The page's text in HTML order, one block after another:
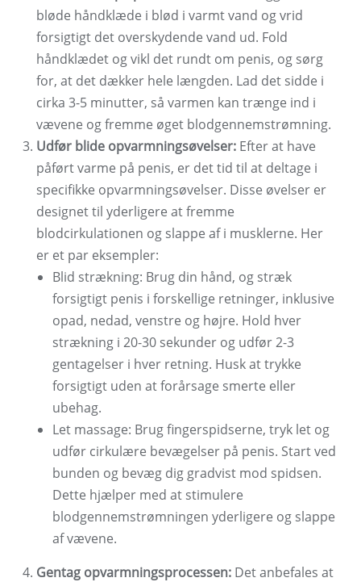
bløde håndklæde i blød i varmt vand og vrid
forsigtigt det overskydende vand ud. Fold
håndklædet og vikl det rundt om penis, og sørg
for, at det dækker hele længden. Lad det sidde i
cirka 3-5 minutter, så varmen kan trænge ind i
vævene og fremme øget blodgennemstrømning.
Udfør blide opvarmningsøvelser: Efter at have
påført varme på penis, er det tid til at deltage i
specifikke opvarmningsøvelser. Disse øvelser er
designet til yderligere at fremme
blodcirkulationen og slappe af i musklerne. Her
er et par eksempler:
Blid strækning: Brug din hånd, og stræk
forsigtigt penis i forskellige retninger, inklusive
opad, nedad, venstre og højre. Hold hver
strækning i 20-30 sekunder og udfør 2-3
gentagelser i hver retning. Husk at trykke
forsigtigt uden at forårsage smerte eller
ubehag.
Let massage: Brug fingerspidserne, tryk let og
udfør cirkulære bevægelser på penis. Start ved
bunden og bevæg dig gradvist mod spidsen.
Dette hjælper med at stimulere
blodgennemstrømningen yderligere og slappe
af vævene.
Gentag opvarmningsprocessen: Det anbefales at